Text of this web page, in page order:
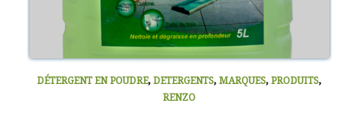
DÉTERGENT EN POUDRE,DETERGENTS,MARQUES,PRODUITS,
RENZO